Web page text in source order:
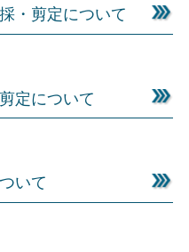
・剪定について
定について
いて